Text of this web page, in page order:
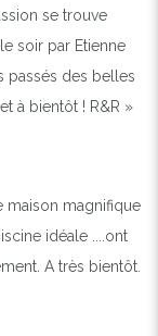
se trouve
soir par Etienne
passés des belles
à bientôt ! R&R »
maison magnifique
idéale ....ont
A très bientôt.